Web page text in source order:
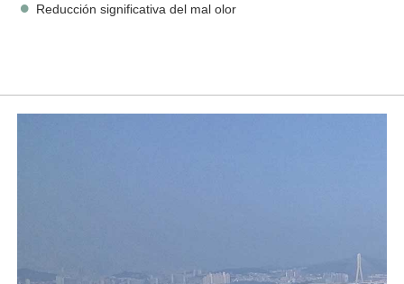
Reducción significativa del mal olor